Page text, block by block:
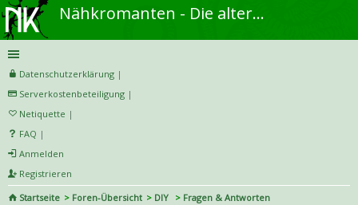
Nähkromanten - Die alternative Näh- und DIY-Community
Datenschutzerklärung |
Serverkostenbeteiligung |
Netiquette |
FAQ |
Anmelden
Registrieren
Startseite
Foren-Übersicht DIY
Fragen & Antworten